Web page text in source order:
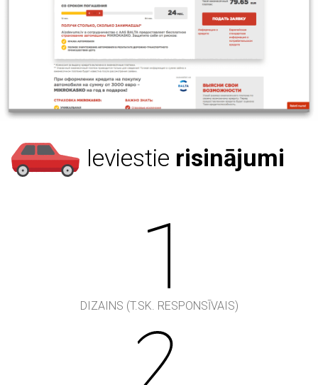
Ieviestie risinājumi
DIZAINS (T.SK. RESPONSĪVAIS)